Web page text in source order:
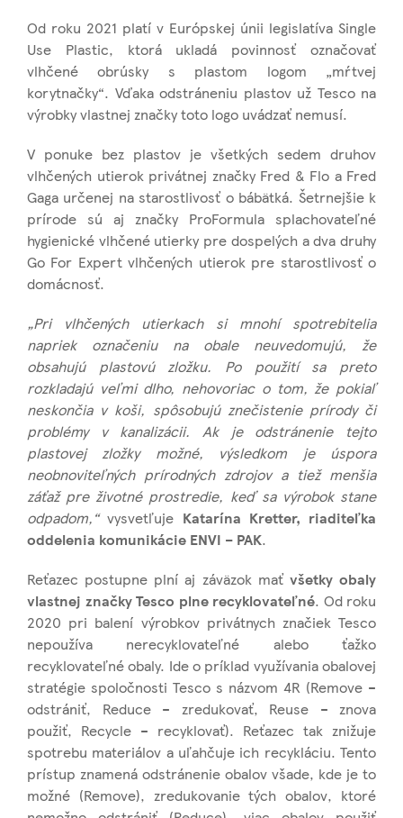
Od roku 2021 platí v Európskej únii legislatíva Single
Use Plastic, ktorá ukladá povinnosť označovať
vlhčené obrúsky s plastom logom „mŕtvej
korytnačky“. Vďaka odstráneniu plastov už Tesco na
výrobky vlastnej značky toto logo uvádzať nemusí.
V ponuke bez plastov je všetkých sedem druhov
vlhčených utierok privátnej značky Fred & Flo a Fred
Gaga určenej na starostlivosť o bábätká. Šetrnejšie k
prírode sú aj značky ProFormula splachovateľné
hygienické vlhčené utierky pre dospelých a dva druhy
Go For Expert vlhčených utierok pre starostlivosť o
domácnosť.
„Pri vlhčených utierkach si mnohí spotrebitelia
napriek označeniu na obale neuvedomujú, že
obsahujú plastovú zložku. Po použití sa preto
rozkladajú veľmi dlho, nehovoriac o tom, že pokiaľ
neskončia v koši, spôsobujú znečistenie prírody či
problémy v kanalizácii. Ak je odstránenie tejto
plastovej zložky možné, výsledkom je úspora
neobnoviteľných prírodných zdrojov a tiež menšia
záťaž pre životné prostredie, keď sa výrobok stane
odpadom,“vysvetľuje Katarína Kretter, riaditeľka
oddelenia komunikácie ENVI – PAK.
Reťazec postupne plní aj záväzok mať všetky obaly
vlastnej značky Tesco plne recyklovateľné. Od roku
2020 pri balení výrobkov privátnych značiek Tesco
nepoužíva nerecyklovateľné alebo ťažko
recyklovateľné obaly. Ide o príklad využívania obalovej
stratégie spoločnosti Tesco s názvom 4R (Remove –
odstrániť, Reduce – zredukovať, Reuse – znova
použiť, Recycle – recyklovať). Reťazec tak znižuje
spotrebu materiálov a uľahčuje ich recykláciu. Tento
prístup znamená odstránenie obalov všade, kde je to
možné (Remove), zredukovanie tých obalov, ktoré